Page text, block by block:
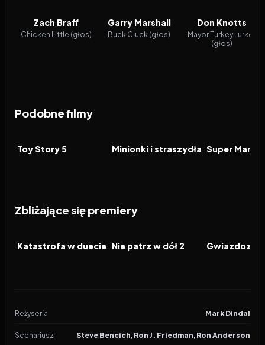
Zach Braff
Chicken Little (głos)
Garry Marshall
Buck Cluck (głos)
Don Knotts
Mayor Turkey Lurkey
(głos)
Podobne filmy
FILM
Toy Story 5 FILM
Minionki i straszydła FILM
Zbliżające się premiery
FILM
Katastrofa w duecie FILM
Nie patrz w dół 2 FILM
Reżyseria Mark Dindal
Scenariusz Steve Bencich, Ron J. Friedman, Ron Anderson